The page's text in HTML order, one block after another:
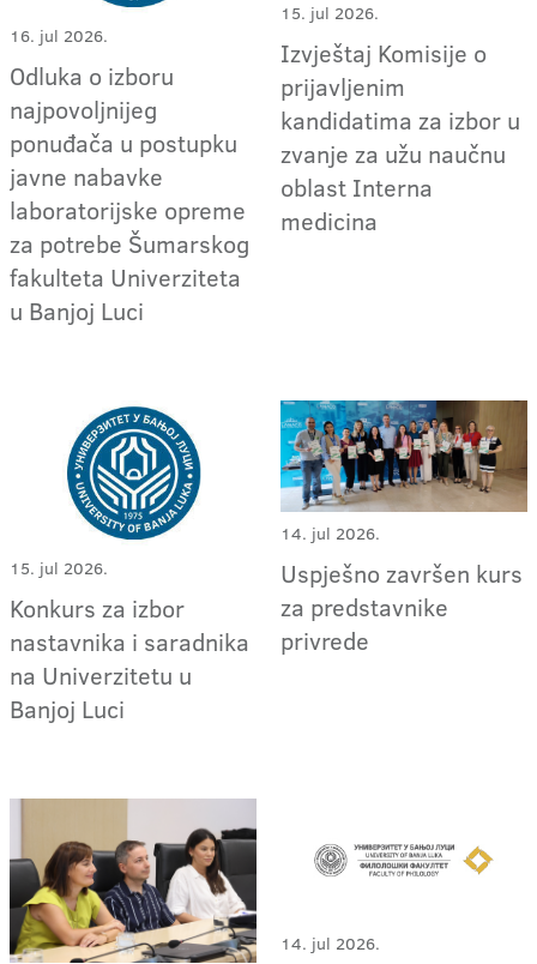
16. jul 2026.
Odluka o izboru
najpovoljnijeg
ponuđača u postupku
javne nabavke
laboratorijske opreme
za potrebe Šumarskog
fakulteta Univerziteta
u Banjoj Luci
15. jul 2026.
Izvještaj Komisije o
prijavljenim
kandidatima za izbor u
zvanje za užu naučnu
oblast Interna
medicina
15. jul 2026.
Konkurs za izbor
nastavnika i saradnika
na Univerzitetu u
Banjoj Luci
14. jul 2026.
Uspješno završen kurs
za predstavnike
privrede
14. jul 2026.